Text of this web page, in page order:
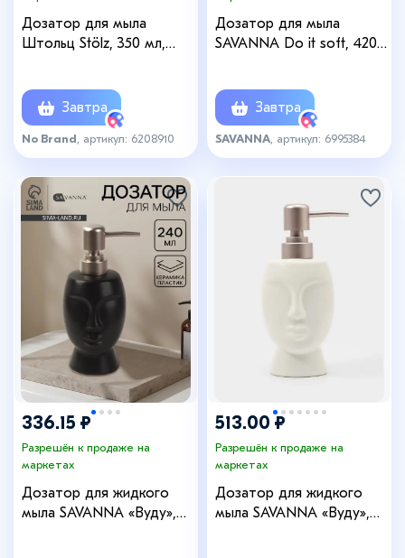
Дозатор для мыла
Штольц Stölz, 350 мл,
Завтра
No Brand , артикул: 6208910
Дозатор для мыла
SAVANNA Do it soft, 420
Завтра
SAVANNA , артикул: 6995384
336.15 ₽
Разрешён к продаже на
маркетах
Дозатор для жидкого
мыла SAVANNA «Вуду»,
513.00 ₽
Разрешён к продаже на
маркетах
Дозатор для жидкого
мыла SAVANNA «Вуду»,